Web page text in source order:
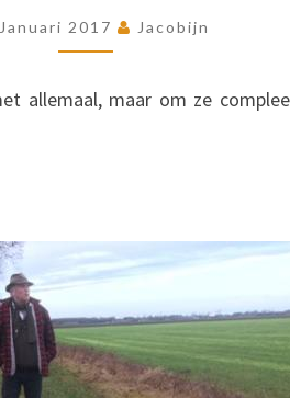
2017 Jacobijn
allemaal, maar om ze